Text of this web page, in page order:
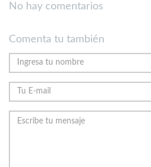
No hay comentarios
Comenta tu también